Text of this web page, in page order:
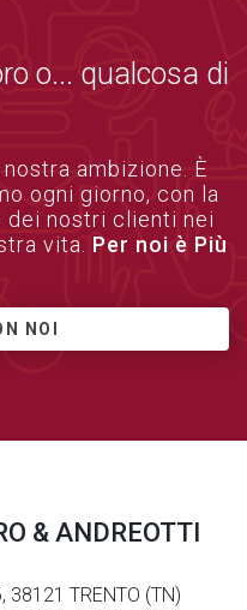
o... qualcosa di
ambizione. È
ogni giorno, con la
dei nostri clienti nei
vita. Per noi è Più
NOI
& ANDREOTTI
38121 TRENTO (TN)